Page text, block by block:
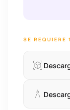
SE REQUIERE